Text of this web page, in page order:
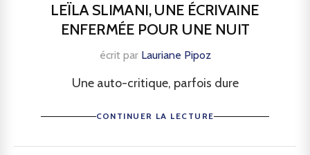
LEÏLA SLIMANI, UNE ÉCRIVAINE
ENFERMÉE POUR UNE NUIT
écrit par Lauriane Pipoz
Une auto-critique, parfois dure
CONTINUER LA LECTURE